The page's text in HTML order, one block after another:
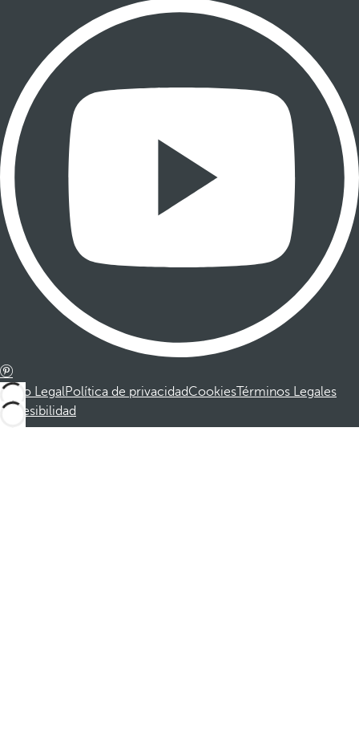
Aviso LegalPolítica de privacidadCookiesTérminos Legales
Accesibilidad